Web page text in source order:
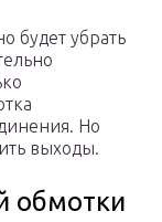
будет убрать
Но
выходы.
обмотки